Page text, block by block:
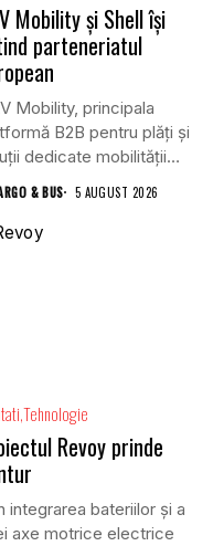
Mobility și Shell își
parteneriatul
Mobility, principala
B2B pentru plăți și
dedicate mobilității
& BUS 5 AUGUST 2026
Tehnologie
Revoy prinde
integrarea bateriilor și a
axe motrice electrice